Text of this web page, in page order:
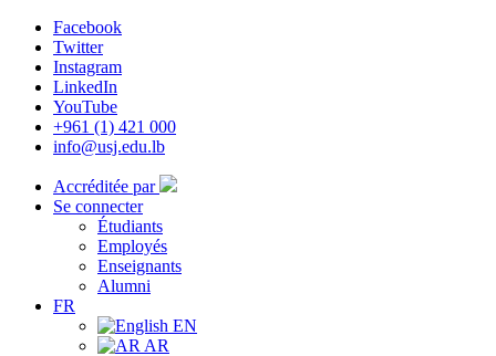
Facebook
Twitter
Instagram
LinkedIn
YouTube
+961 (1) 421 000
info@usj.edu.lb
Accréditée par
Se connecter
Étudiants
Employés
Enseignants
Alumni
FR
EN
AR